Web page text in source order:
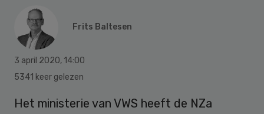
Frits Baltesen
3 april 2020, 14:00
5341 keer gelezen
Het ministerie van VWS heeft de NZa